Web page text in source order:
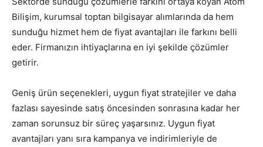
Bilişim, kurumsal toptan bilgisayar alımlarında da hem
sunduğu hizmet hem de fiyat avantajları ile farkını belli
eder. Firmanızın ihtiyaçlarına en iyi şekilde çözümler
getirir.
Geniş ürün seçenekleri, uygun fiyat stratejiler ve daha
fazlası sayesinde satış öncesinden sonrasına kadar her
zaman sorunsuz bir süreç yaşarsınız. Uygun fiyat
avantajları yanı sıra kampanya ve indirimleriyle de